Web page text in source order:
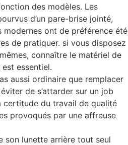
des modèles. Les
d’un pare-brise jointé,
modernes ont de préférence été
de pratiquer. si vous disposez
connaître le matériel de
essentiel.
aussi ordinaire que remplacer
de s’attarder sur un job
certitude du travail de qualité
provoqués par une affreuse
son lunette arrière tout seul